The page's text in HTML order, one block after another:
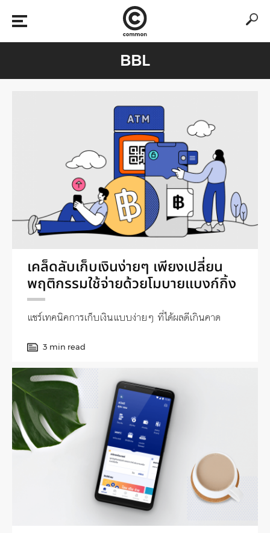
BBL
เคล็ดลับเก็บเงินง่ายๆ เพียงเปลี่ยน
พฤติกรรมใช้จ่ายด้วยโมบายแบงก์กิ้ง
แชร์เทคนิคการเก็บเงินแบบง่ายๆ ที่ได้ผลดีเกินคาด
3 min read